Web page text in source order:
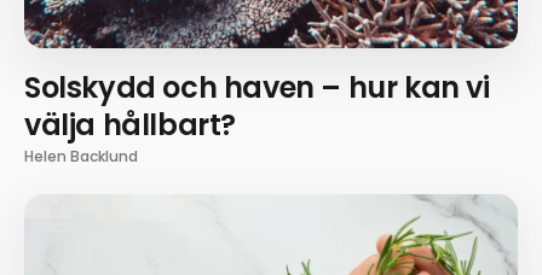
Solskydd och haven – hur kan vi
välja hållbart?
Helen Backlund